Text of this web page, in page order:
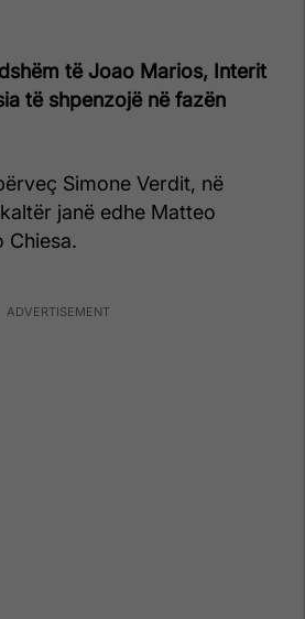
të Joao Marios, Interit
të shpenzojë në fazën
Simone Verdit, në
janë edhe Matteo
Chiesa.